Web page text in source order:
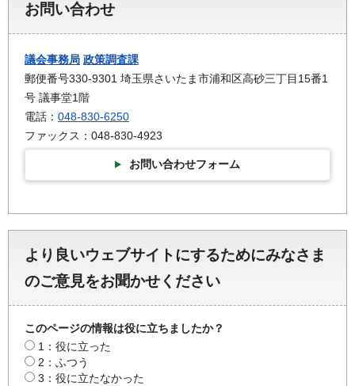
お問い合わせ
議会事務局 政策調査課
郵便番号330-9301 埼玉県さいたま市浦和区高砂三丁目15番1
号 議事堂1階
電話： 048-830-6250
ファックス：048-830-4923
お問い合わせフォーム
より良いウェブサイトにするためにみなさま
のご意見をお聞かせください
このページの情報は役に立ちましたか？
1：役に立った
2：ふつう
3：役に立たなかった